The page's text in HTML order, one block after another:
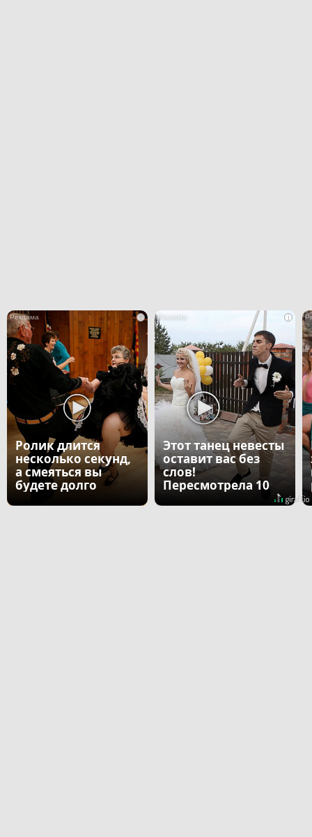
i
Ролик длится
несколько секунд,
а смеяться вы
будете долго
i
Этот танец невесты
оставит вас без
слов!
Пересмотрела 10